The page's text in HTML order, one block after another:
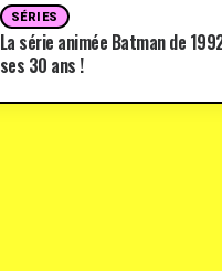
SÉRIES
La série animée Batman de
ses 30 ans !